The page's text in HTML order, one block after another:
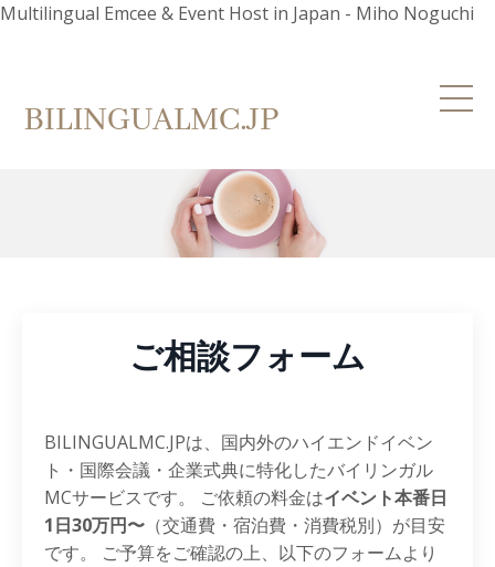
Multilingual Emcee & Event Host in Japan - Miho Noguchi
ご相談フォーム
BILINGUALMC.JPは、国内外のハイエンドイベン
ト・国際会議・企業式典に特化したバイリンガル
MCサービスです。 ご依頼の料金はイベント本番日
1日30万円〜 （交通費・宿泊費・消費税別）が目安
です。 ご予算をご確認の上、以下のフォームより